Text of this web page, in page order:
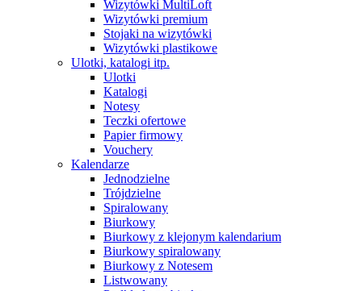
Wizytówki MultiLoft
Wizytówki premium
Stojaki na wizytówki
Wizytówki plastikowe
Ulotki, katalogi itp.
Ulotki
Katalogi
Notesy
Teczki ofertowe
Papier firmowy
Vouchery
Kalendarze
Jednodzielne
Trójdzielne
Spiralowany
Biurkowy
Biurkowy z klejonym kalendarium
Biurkowy spiralowany
Biurkowy z Notesem
Listwowany